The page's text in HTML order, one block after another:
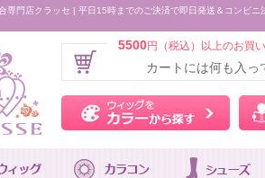
専門店クラッセ | 平日15時までのご決済で即日発送＆コンビニ
5500円（税込）以上のお買
カートには何も入っ
ウ